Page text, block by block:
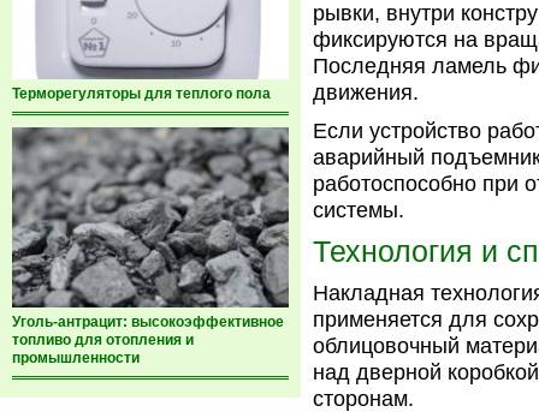
Терморегуляторы для теплого пола
Уголь-антрацит: высокоэффективное
топливо для отопления и
промышленности
рывки, внутри
фиксируются на
Последняя ламель
движения.
Если устройство
аварийный
работоспособно при
системы.
Технология и
Накладная
применяется для
облицовочный
над дверной
сторонам.